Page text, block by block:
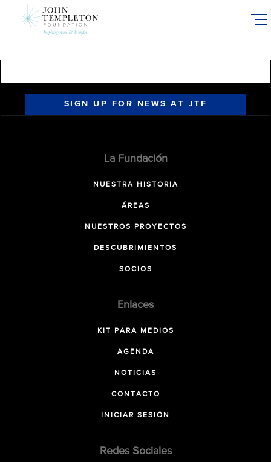
SIGN UP FOR NEWS AT JTF
La Fundación
NUESTRA HISTORIA
ÁREAS
NUESTROS PROYECTOS
DESCUBRIMIENTOS
SOCIOS
Enlaces
KIT PARA MEDIOS
AGENDA
NOTICIAS
CONTACTO
INICIAR SESIÓN
Redes Sociales